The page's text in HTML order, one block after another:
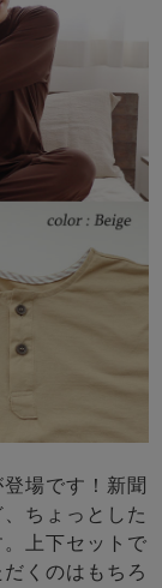
場です！新聞
ちょっとした
上下セットで
くのはもちろ